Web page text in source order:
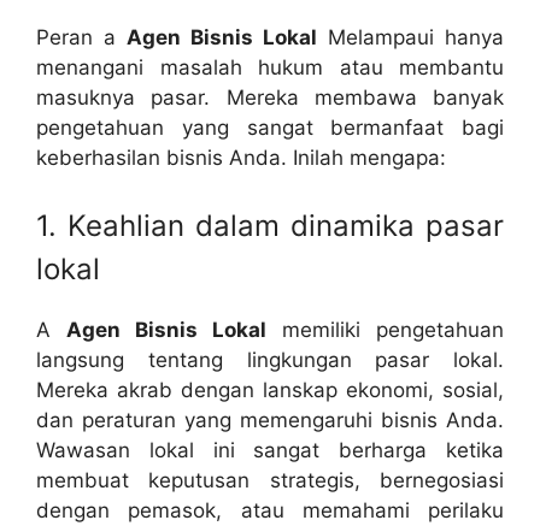
Peran a Agen Bisnis Lokal Melampaui hanya
menangani masalah hukum atau membantu
masuknya pasar. Mereka membawa banyak
pengetahuan yang sangat bermanfaat bagi
keberhasilan bisnis Anda. Inilah mengapa:
1. Keahlian dalam dinamika pasar
lokal
A Agen Bisnis Lokal memiliki pengetahuan
langsung tentang lingkungan pasar lokal.
Mereka akrab dengan lanskap ekonomi, sosial,
dan peraturan yang memengaruhi bisnis Anda.
Wawasan lokal ini sangat berharga ketika
membuat keputusan strategis, bernegosiasi
dengan pemasok, atau memahami perilaku